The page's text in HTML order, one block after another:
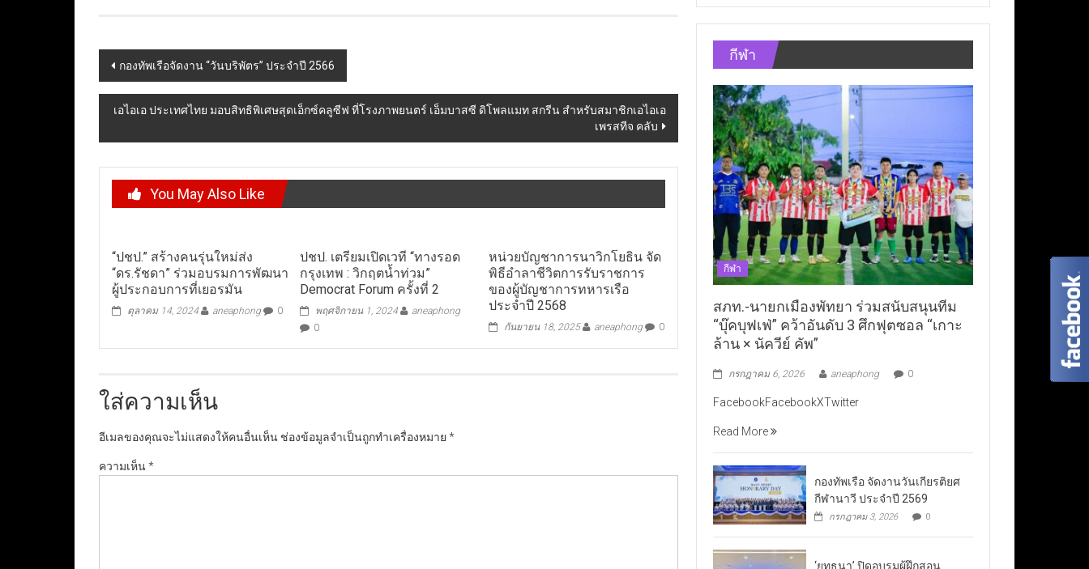
Post
navigation
กองทัพเรือจัดงาน “วันบริพัตร” ประจำปี 2566
เอไอเอ ประเทศไทย มอบสิทธิพิเศษสุดเอ็กซ์คลูซีฟ ที่โรงภาพยนตร์ เอ็มบาสซี ดิโพลแมท สกรีน สำหรับสมาชิกเอไอเอ
เพรสทีจ คลับ
You May Also Like
“ปชป.” สร้างคนรุ่นใหม่ส่ง
“ดร.รัชดา” ร่วมอบรมการพัฒนา
ผู้ประกอบการที่เยอรมัน
ตุลาคม 14, 2024 aneaphong 0
ปชป. เตรียมเปิดเวที “ทางรอด
กรุงเทพ : วิกฤตน้ำท่วม”
Democrat Forum ครั้งที่ 2
พฤศจิกายน 1, 2024
aneaphong
0
หน่วยบัญชาการนาวิกโยธิน จัด
พิธีอำลาชีวิตการรับราชการ
ของผู้บัญชาการทหารเรือ
ประจำปี 2568
กันยายน 18, 2025 aneaphong 0
ใส่ความเห็น
อีเมลของคุณจะไม่แสดงให้คนอื่นเห็น ช่องข้อมูลจำเป็นถูกทำเครื่องหมาย *
ความเห็น*
กีฬา
กีฬา
สภท.-นายกเมืองพัทยา ร่วมสนับสนุนทีม
“บุ๊คบุฟเฟ่” คว้าอันดับ 3 ศึกฟุตซอล “เกาะ
ล้าน × นัควีย์ คัพ”
กรกฎาคม 6, 2026 aneaphong 0
FacebookFacebookXTwitter
Read More
กองทัพเรือ จัดงานวันเกียรติยศ
กีฬานาวี ประจำปี 2569
กรกฎาคม 3, 2026 0
‘ยุทธนา’ ปิดอบรมผู้ฝึกสอน